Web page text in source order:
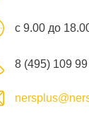
с 9.00 до
8 (495) 109